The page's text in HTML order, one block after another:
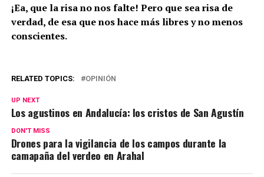
¡Ea, que la risa no nos falte! Pero que sea risa de
verdad, de esa que nos hace más libres y no menos
conscientes.
RELATED TOPICS: OPINIÓN
UP NEXT
Los agustinos en Andalucía: los cristos de San Agustín
DON'T MISS
Drones para la vigilancia de los campos durante la
camapaña del verdeo en Arahal